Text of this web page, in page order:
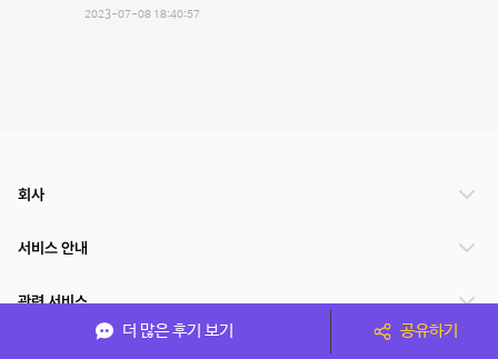
2023-07-08 18:40:57
더 많은 후기 보기 공유하기
회사
서비스 안내
관련 서비스